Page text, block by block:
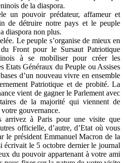
de la diaspora.
un pouvoir prédateur, affameur et
de détruire notre pays et le peuple
diaspora non plus.
Le peuple s’organise de mieux en
Front pour le Sursaut Patriotique
à se mobiliser pour créer les
Etats Généraux du Peuple ou Assises
d’un nouveau vivre en ensemble
Patriotique et de probité. La
vient de gagner le Parlement avec
de la majorité qui viennent de
gouvernance.
arrivez à Paris pour une visite que
officielle, d’autre, d’Etat où vous
le président Emmanuel Macron de la
écrivait le 5 octobre dernier le journal
du pouvoir appartenant à votre ami